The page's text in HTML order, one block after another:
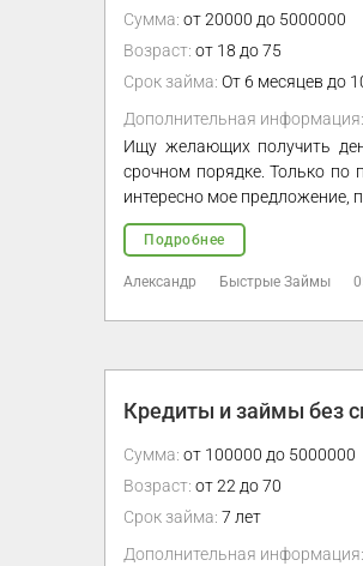
Сумма: от 20000 до 5000000
Возраст: от 18 до 75
Срок займа: От 6 месяцев до
Дополнительная информация:
Ищу желающих получить
срочном порядке. Только по
интересно мое предложение,
Подробнее
Александр Быстрые Займы
Кредиты и займы без
Сумма: от 100000 до 5000000
Возраст: от 22 до 70
Срок займа: 7 лет
Дополнительная информация: